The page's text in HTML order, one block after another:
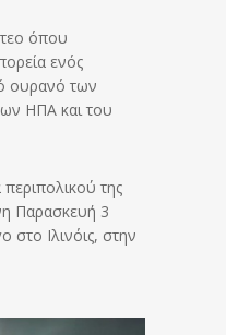
όπου
ενός
ουρανό των
ΗΠΑ και του
της
Παρασκευή 3
στο Ιλινόις, στην